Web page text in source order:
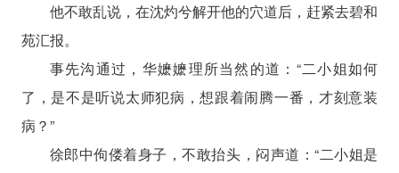
他不敢乱说，在沈灼兮解开他的穴道后，赶紧去碧和
苑汇报。
事先沟通过，华嬷嬷理所当然的道：“二小姐如何
了，是不是听说太师犯病，想跟着闹腾一番，才刻意装
病？”
徐郎中佝偻着身子，不敢抬头，闷声道：“二小姐是